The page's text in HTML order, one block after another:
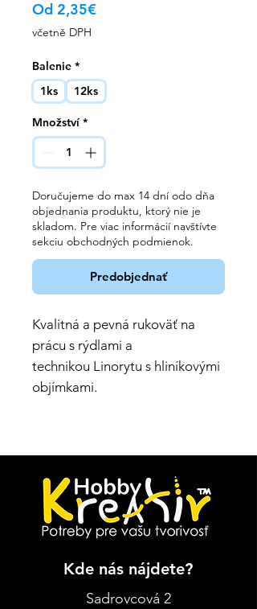
Od 2,35€Zvýhodněná
včetně DPH
Balenie *
1ks
12ks
Množství *
Doručujeme do max 14 dní odo dňa
objednania produktu, ktorý nie je
skladom. Pre viac informácií navštívte
sekciu obchodných podmienok.
Predobjednať
Kvalitná a pevná rukoväť na
prácu s rýdlami a
technikou Linorytu s hliníkovými
objímkami.
Kde nás nájdete?
Sadrovcová 2